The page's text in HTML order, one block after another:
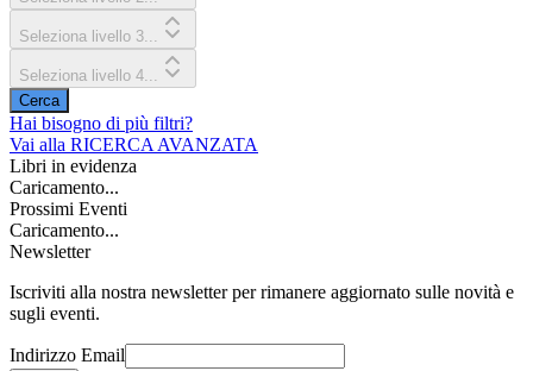
Seleziona livello 3...
Seleziona livello 4...
Cerca
Hai bisogno di più filtri?
Vai alla RICERCA AVANZATA
Libri in evidenza
Caricamento...
Prossimi Eventi
Caricamento...
Newsletter
Iscriviti alla nostra newsletter per rimanere aggiornato sulle novità e
sugli eventi.
Indirizzo Email